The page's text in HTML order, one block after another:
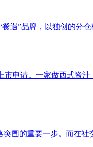
遇”品牌，以独创的分
申请。一家做西式酱
围的重要一步。而在